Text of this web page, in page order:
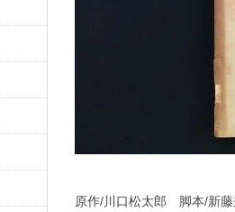
原作/川口松太郎 脚本/新